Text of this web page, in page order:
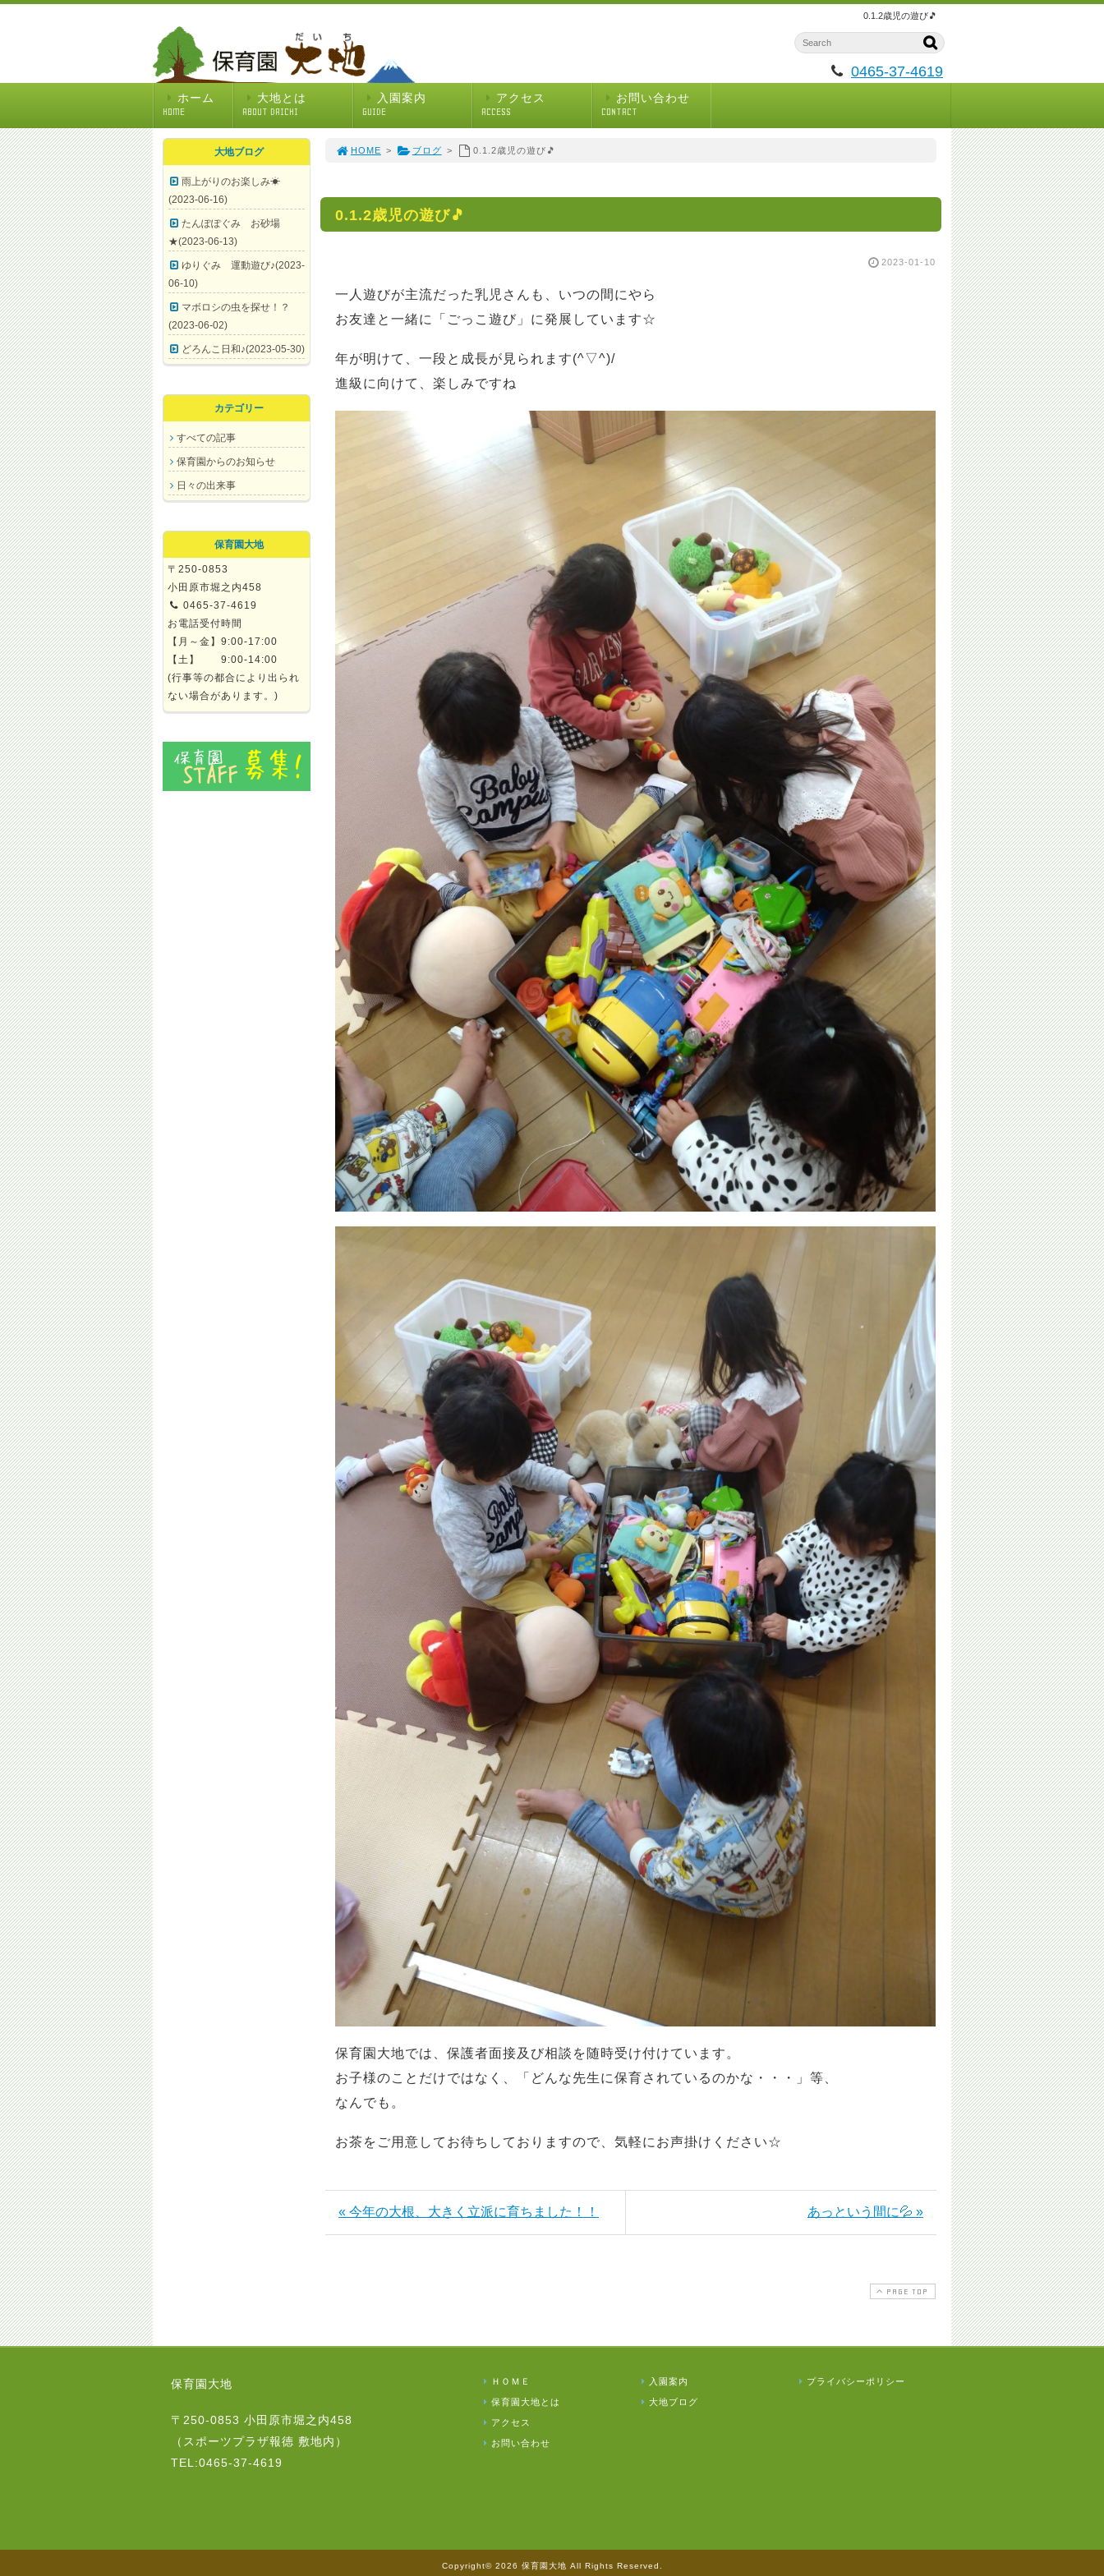
0.1.2歳児の遊び🎵
0465-37-4619
ホーム
HOME
大地とは
ABOUT DAICHI
入園案内
GUIDE
アクセス
ACCESS
お問い合わせ
CONTACT
HOME > ブログ > 0.1.2歳児の遊び🎵
0.1.2歳児の遊び🎵
2023-01-10
一人遊びが主流だった乳児さんも、いつの間にやら
お友達と一緒に「ごっこ遊び」に発展しています☆
年が明けて、一段と成長が見られます(^▽^)/
進級に向けて、楽しみですね
保育園大地では、保護者面接及び相談を随時受け付けています。
お子様のことだけではなく、「どんな先生に保育されているのかな・・・」等、
なんでも。
お茶をご用意してお待ちしておりますので、気軽にお声掛けください☆
« 今年の大根、大きく立派に育ちました！！ あっという間に💦 »
PAGE TOP
大地ブログ
雨上がりのお楽しみ☀
(2023-06-16)
たんぽぽぐみ お砂場
★(2023-06-13)
ゆりぐみ 運動遊び♪(2023-
06-10)
マボロシの虫を探せ！？
(2023-06-02)
どろんこ日和♪(2023-05-30)
カテゴリー
すべての記事
保育園からのお知らせ
日々の出来事
保育園大地
〒250-0853
小田原市堀之内458
0465-37-4619
お電話受付時間
【月～金】9:00-17:00
【土】 9:00-14:00
(行事等の都合により出られ
ない場合があります。)
保育園大地
〒250-0853 小田原市堀之内458
（スポーツプラザ報徳 敷地内）
TEL:0465-37-4619
ＨＯＭＥ
保育園大地とは
アクセス
お問い合わせ
入園案内
大地ブログ
プライバシーポリシー
Copyright© 2026 保育園大地 All Rights Reserved.